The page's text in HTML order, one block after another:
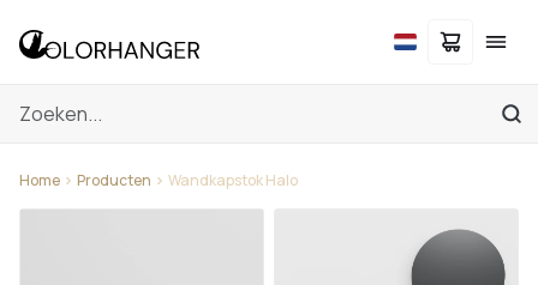
Home Producten Wandkapstok Halo